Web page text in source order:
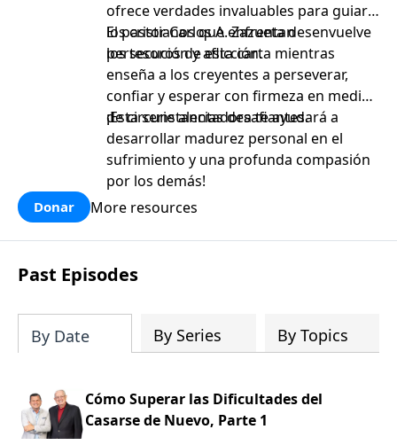
ofrece verdades invaluables para guiar a
los cristianos que enfrentan
persecución y aflicción.
El pastor Carlos A. Zazueta desenvuelve
los tesoros de esta carta mientras
enseña a los creyentes a perseverar,
confiar y esperar con firmeza en medio
de circunstancias desafiantes.
¡Esta serie alentadora te ayudará a
desarrollar madurez personal en el
sufrimiento y una profunda compasión
por los demás!
Donar More resources
Past Episodes
By Date By Series By Topics
Cómo Superar las Dificultades del
Casarse de Nuevo, Parte 1